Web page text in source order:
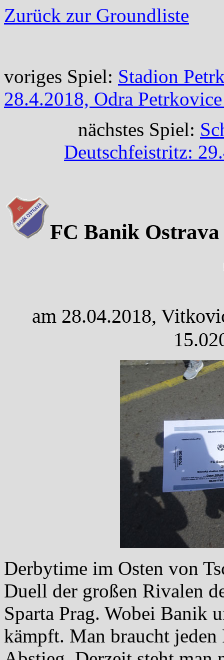
Zurück zur Groundliste
voriges Spiel: Stadion
28.4.2018, Odra
nächstes Spiel:
Deutschfeistritz:
FC Banik
am 28.04.2018,
Derbytime im Osten von
Duell der großen Rivalen
Sparta Prag. Wobei Banik
kämpft. Man braucht